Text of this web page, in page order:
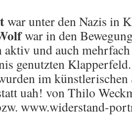
war unter den Nazis in
war in den
aktiv und auch
genutzten Klapperfeld.
im
uah! von Thilo
www.widerstand-